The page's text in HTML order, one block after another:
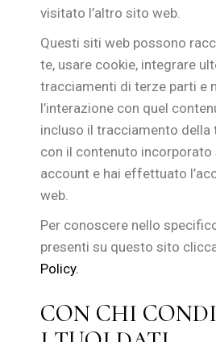
visitato l’altro sito web.
Questi siti web possono
te, usare cookie, integrare
tracciamenti di terze parti e
l’interazione con quel
incluso il tracciamento della
con il contenuto incorporato
account e hai effettuato
web.
Per conoscere nello
presenti su questo sito
Policy.
CON CHI